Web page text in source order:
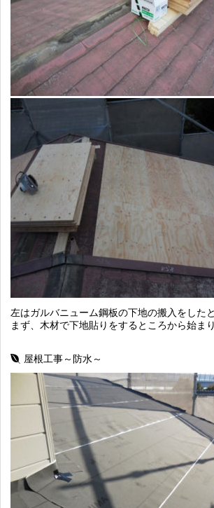
左はガルバニューム鋼板の下地の搬入をした
まず、木材で下地貼りをするところから始まり
屋根工事～防水～